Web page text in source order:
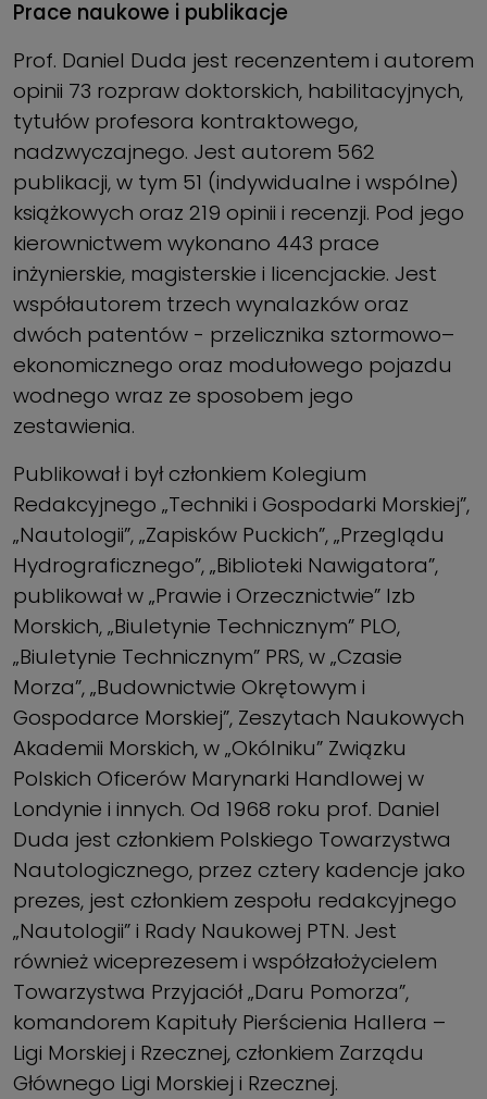
Prace naukowe i publikacje
Prof. Daniel Duda jest recenzentem i autorem
opinii 73 rozpraw doktorskich, habilitacyjnych,
tytułów profe­sora kontraktowego,
nadzwyczajnego. Jest autorem 562
publikacji, w tym 51 (indywidualne i wspólne)
książkowych oraz 219 opinii i recenzji. Pod jego
kie­rownictwem wykonano 443 prace
inżynierskie, magisterskie i licencjackie. Jest
współautorem trzech wynalazków oraz
dwóch patentów - przelicznika sztor­mowo–
ekonomicznego oraz modułowego pojazdu
wodnego wraz ze sposobem jego
zestawienia.
Publikował i był członkiem Kolegium
Redakcyjnego „Techniki i Gospodarki Morskiej”,
„Nautologii”, „Zapisków Puckich”, „Przeglądu
Hydrograficznego”, „Biblioteki Nawigatora”,
publikował w „Prawie i Orzecznictwie” Izb
Morskich, „Biuletynie Technicznym” PLO,
„Biuletynie Technicznym” PRS, w „Czasie
Morza”, „Budownictwie Okrętowym i
Gospodarce Morskiej”, Zeszytach Naukowych
Akademii Morskich, w „Okólniku” Związku
Polskich Oficerów Marynarki Handlowej w
Londynie i innych. Od 1968 roku prof. Daniel
Duda jest członkiem Polskiego Towarzystwa
Nautologicznego, przez cztery kadencje jako
prezes, jest członkiem zespołu redakcyjnego
„Nautologii” i Rady Naukowej PTN. Jest
również wiceprezesem i współzałożycielem
Towarzystwa Przyjaciół „Daru Pomorza”,
komandorem Kapituły Pierścienia Hallera –
Ligi Morskiej i Rzecznej, członkiem Zarządu
Głównego Ligi Morskiej i Rzecznej.